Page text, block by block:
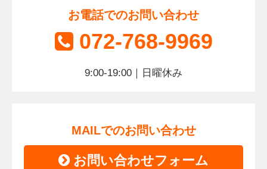
お電話でのお問い合わせ
072-768-9969
9:00-19:00｜日曜休み
MAILでのお問い合わせ
お問い合わせフォーム